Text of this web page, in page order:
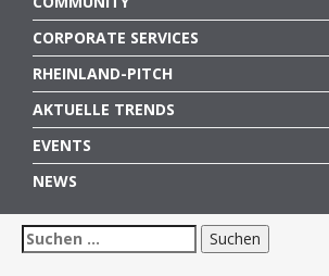
CORPORATE SERVICES
RHEINLAND-PITCH
AKTUELLE TRENDS
EVENTS
NEWS
Suchen
nach: